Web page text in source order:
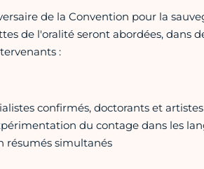
de la Convention pour la
de l'oralité seront abordées, dans
:
confirmés, doctorants et artistes
du contage dans les
résumés simultanés